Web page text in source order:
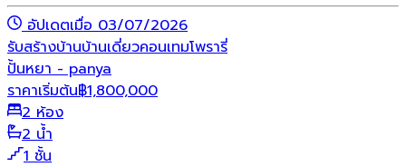
อัปเดตเมื่อ 03/07/2026
รับสร้างบ้านบ้านเดี่ยวคอนเทมโพรารี่
ปั้นหยา - panya
ราคาเริ่มต้น฿1,800,000
2 ห้อง
2 น้ำ
1 ชั้น